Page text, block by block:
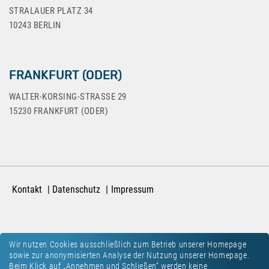
Wir nutzen Cookies ausschließlich zum Betrieb unserer Homepage
sowie zur anonymisierten Analyse der Nutzung unserer Homepage.
Beim Klick auf „Annehmen und Schließen“ werden keine
STRALAUER PLATZ 34
10243 BERLIN
FRANKFURT (ODER)
WALTER-KORSING-STRASSE 29
15230 FRANKFURT (ODER)
Kontakt Datenschutz Impressum